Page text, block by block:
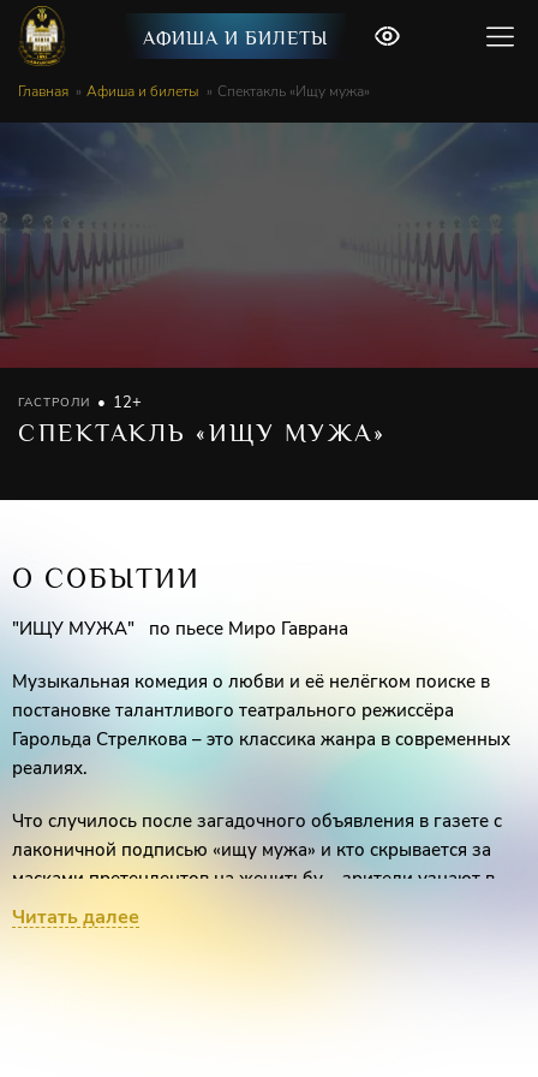
АФИША И БИЛЕТЫ
Главная Афиша и билеты Спектакль «Ищу мужа»
ГАСТРОЛИ 12+
СПЕКТАКЛЬ «ИЩУ МУЖА»
О СОБЫТИИ
"ИЩУ МУЖА" по пьесе Миро Гаврана
Музыкальная комедия о любви и её нелёгком поиске в
постановке талантливого театрального режиссёра
Гарольда Стрелкова – это классика жанра в современных
реалиях.
Что случилось после загадочного объявления в газете с
лаконичной подписью «ищу мужа» и кто скрывается за
масками претендентов на женитьбу – зрители узнают в
новой комедии любви, изменившей жизнь одной
Читать далее